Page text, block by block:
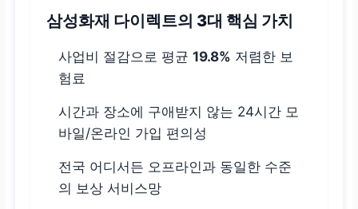
삼성화재 다이렉트의 3대 핵심 가치
사업비 절감으로 평균19.8% 저렴한 보
험료
시간과 장소에 구애받지 않는 24시간 모
바일/온라인 가입 편의성
전국 어디서든 오프라인과 동일한 수준
의 보상 서비스망